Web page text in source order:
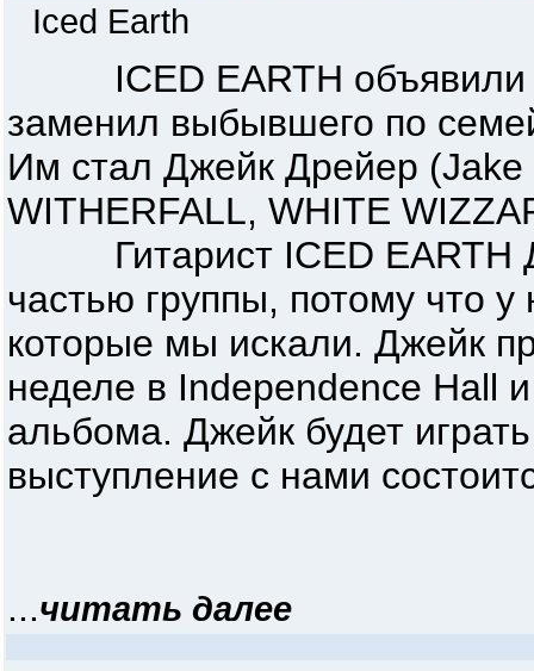
Iced Earth
ICED EARTH объявили
заменил выбывшего по
Им стал Джейк Дрейер (Jake
WITHERFALL, WHITE
Гитарист ICED EARTH
частью группы, потому что у
которые мы искали. Джейк
неделе в Independence Hall
альбома. Джейк будет
выступление с нами
...читать далее